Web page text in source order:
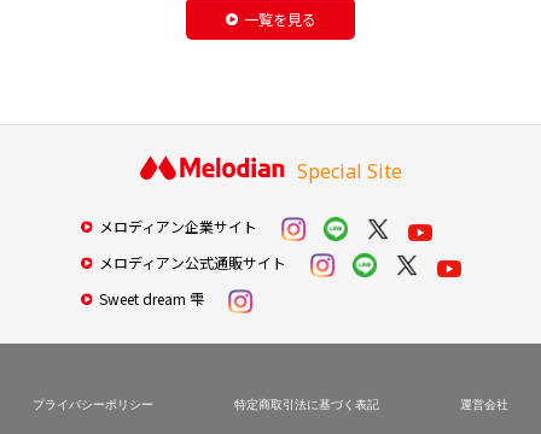
一覧を見る
Special Site
メロディアン企業サイト
メロディアン公式通販サイト
Sweet dream 雫
プライバシーポリシー 特定商取引法に基づく表記 運営会社